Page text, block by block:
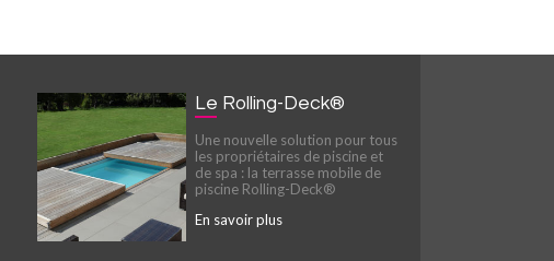
Le Rolling-Deck®
Une nouvelle solution pour tous
les propriétaires de piscine et
de spa : la terrasse mobile de
piscine Rolling-Deck®
En savoir plus